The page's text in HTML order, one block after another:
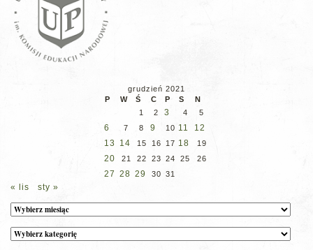
grudzień 2021
P
W Ś C P S
N
1
2 3 4 5
6 7 8 9 10 11
12
13
14 15 16 17 18 19
20 21 22 23 24 25 26
27 28 29 30 31
« lis sty »
Archiwum
Kategorie
wpisów